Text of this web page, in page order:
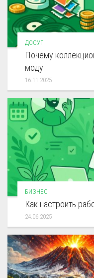
ДОСУГ
Почему
моду
16.11.2025
БИЗНЕС
Как настроить
24.06.2025